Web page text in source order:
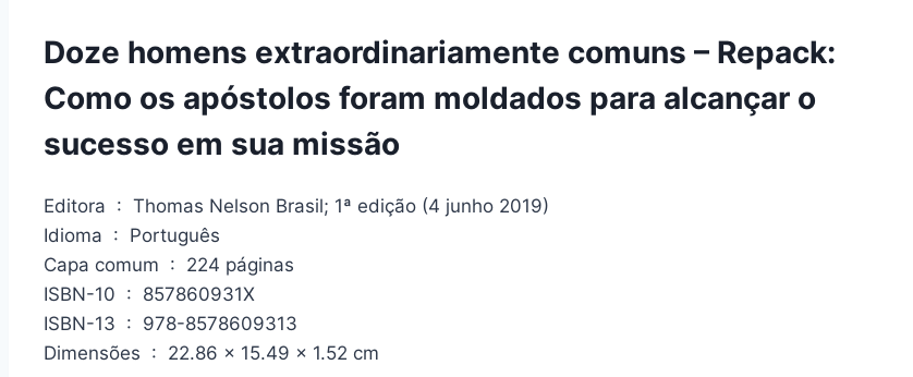
Doze homens extraordinariamente comuns – Repack:
Como os apóstolos foram moldados para alcançar o
sucesso em sua missão
Editora ‏ : ‎ Thomas Nelson Brasil; 1ª edição (4 junho 2019)
Idioma ‏ : ‎ Português
Capa comum ‏ : ‎ 224 páginas
ISBN-10 ‏ : ‎ 857860931X
ISBN-13 ‏ : ‎ 978-8578609313
Dimensões ‏ : ‎ 22.86 x 15.49 x 1.52 cm